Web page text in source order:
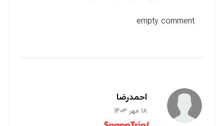
empty comment
احمدرضا
18 مهر 1403